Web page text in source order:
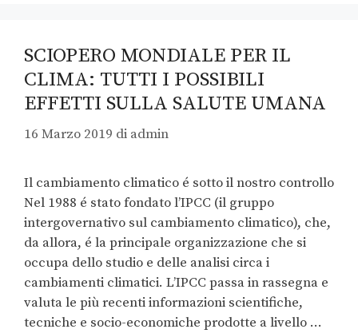
SCIOPERO MONDIALE PER IL
CLIMA: TUTTI I POSSIBILI
EFFETTI SULLA SALUTE UMANA
16 Marzo 2019 di admin
Il cambiamento climatico é sotto il nostro controllo
Nel 1988 é stato fondato l’IPCC (il gruppo
intergovernativo sul cambiamento climatico), che,
da allora, é la principale organizzazione che si
occupa dello studio e delle analisi circa i
cambiamenti climatici. L’IPCC passa in rassegna e
valuta le più recenti informazioni scientifiche,
tecniche e socio-economiche prodotte a livello …